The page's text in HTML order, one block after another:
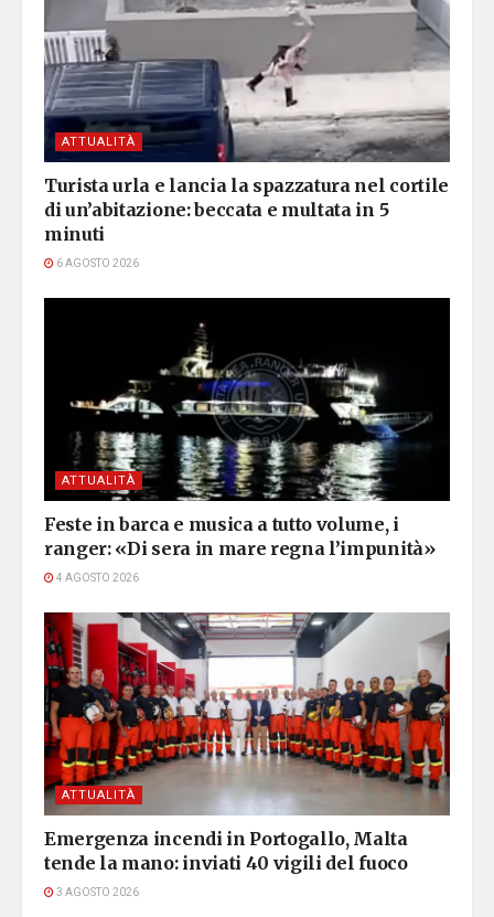
ATTUALITÀ
Turista urla e lancia la spazzatura nel cortile
di un’abitazione: beccata e multata in 5
minuti
6 AGOSTO 2026
ATTUALITÀ
Feste in barca e musica a tutto volume, i
ranger: «Di sera in mare regna l’impunità»
4 AGOSTO 2026
ATTUALITÀ
Emergenza incendi in Portogallo, Malta
tende la mano: inviati 40 vigili del fuoco
3 AGOSTO 2026